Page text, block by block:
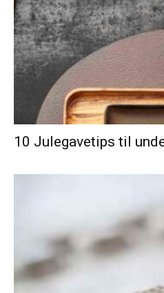
10 Julegavetips til